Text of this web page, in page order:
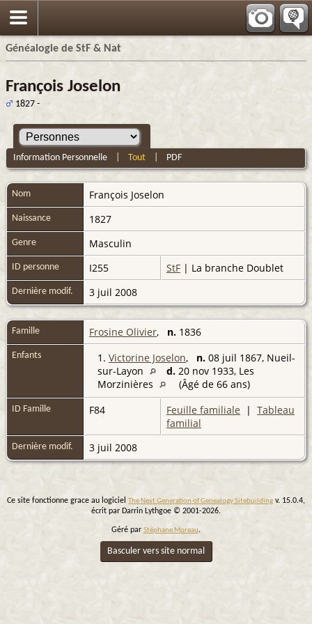
Généalogie de StF & Nat
François Joselon
1827 -
Information Personnelle| Tout| PDF
Nom François Joselon
Naissance 1827
Genre Masculin
ID personne I255 StF | La branche Doublet
Dernière modif. 3 juil 2008
Famille Frosine Olivier, n. 1836
Enfants 1. Victorine Joselon, n. 08 juil 1867, Nueil-
sur-Layon
d. 20 nov 1933, Les
Morzinières
(Âgé de 66 ans)
ID Famille F84 Feuille familiale | Tableau
familial
Dernière modif. 3 juil 2008
Ce site fonctionne grace au logiciel The Next Generation of Genealogy Sitebuilding v. 15.0.4,
écrit par Darrin Lythgoe © 2001-2026.
Géré par Stéphane Moreau.
Basculer vers site normal